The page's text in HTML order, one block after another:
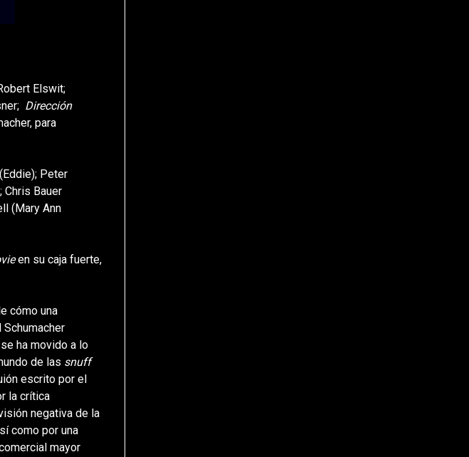
Elswit;
Dirección
para
Peter
Chris Bauer
(Mary Ann
en su caja fuerte,
cómo una
ha movido a lo
de las snuff
escrito por el
la crítica
negativa de la
como por una
mayor